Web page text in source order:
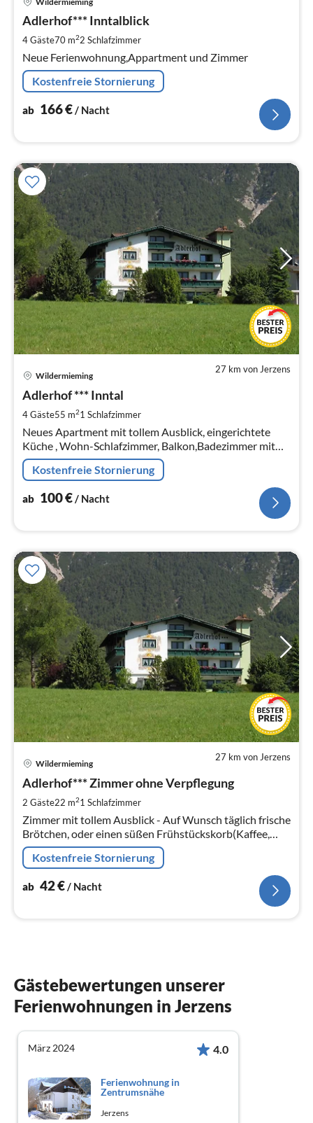
Adlerhof*** Inntalblick
4 Gäste70 m22 Schlafzimmer
Neue Ferienwohnung,Appartment und Zimmer
Kostenfreie Stornierung
ab 166€/ Nacht
27 km von Jerzens
Wildermieming
Adlerhof *** Inntal
4 Gäste55 m21 Schlafzimmer
Neues Apartment mit tollem Ausblick, eingerichtete
Küche , Wohn-Schlafzimmer, Balkon,Badezimmer mit
Dusche, WC, Fön und Kosmetikspiegel,
Kostenfreie Stornierung
ab 100€ / Nacht
27 km von Jerzens
Wildermieming
Adlerhof*** Zimmer ohne Verpflegung
2 Gäste22 m21 Schlafzimmer
Zimmer mit tollem Ausblick - Auf Wunsch täglich frische
Brötchen, oder einen süßen Frühstückskorb(Kaffee,
Brötchen, Butter, Marmelade, Honig,) vor ihre
Zimmertür.
Kostenfreie Stornierung
ab 42€/ Nacht
Gästebewertungen unserer
Ferienwohnungen in Jerzens
März 2024 4.0
Ferienwohnung in
Zentrumsnähe
Jerzens